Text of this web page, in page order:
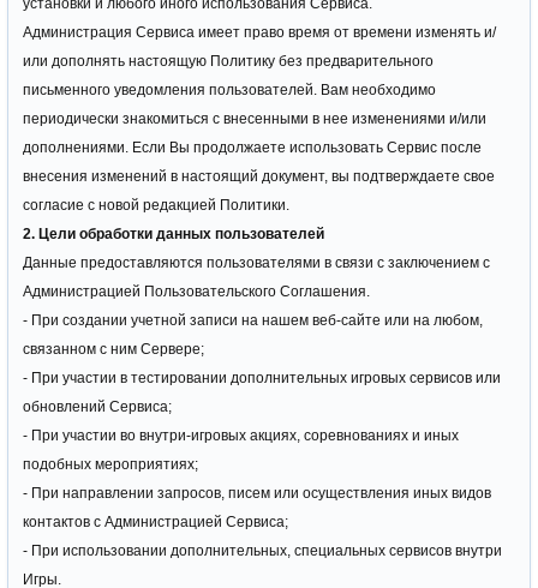
установки и любого иного использования Сервиса.
Администрация Сервиса имеет право время от времени изменять и/
или дополнять настоящую Политику без предварительного
письменного уведомления пользователей. Вам необходимо
периодически знакомиться с внесенными в нее изменениями и/или
дополнениями. Если Вы продолжаете использовать Сервис после
внесения изменений в настоящий документ, вы подтверждаете свое
согласие с новой редакцией Политики.
2. Цели обработки данных пользователей
Данные предоставляются пользователями в связи с заключением с
Администрацией Пользовательского Соглашения.
- При создании учетной записи на нашем веб-сайте или на любом,
связанном с ним Сервере;
- При участии в тестировании дополнительных игровых сервисов или
обновлений Сервиса;
- При участии во внутри-игровых акциях, соревнованиях и иных
подобных мероприятиях;
- При направлении запросов, писем или осуществления иных видов
контактов с Администрацией Сервиса;
- При использовании дополнительных, специальных сервисов внутри
Игры.